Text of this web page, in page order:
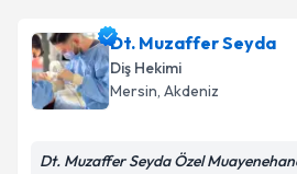
Dt. Fatma Çelikiçin randevu
Size bu uzmandan randevu
hazırlandığında e-posta ile
Dt. Muzaffer Seyda
Diş Hekimi
Mersin, Akdeniz
Dt. Muzaffer Seyda Özel